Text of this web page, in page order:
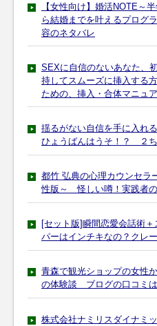
【女性向け】婚活NOTE～
ら結婚までを叶えるプログ
容のネタバレ
SEXに自信のないあなた、
持してスムーズに挿入する
ための、挿入・合体マニュ
揺るがない自信を手に入れ
ひょうばんはうそ！？ ２ち
都竹 弘典の心理カウンセラ
性版～ 怪しい噂！実践者の
[セット版]瞬間恋愛会話術
パーはインチキなの？クレ
青森で観光ショップの女性
の体験談 ブログの口コミは
株式会社ナミリスダイナミ